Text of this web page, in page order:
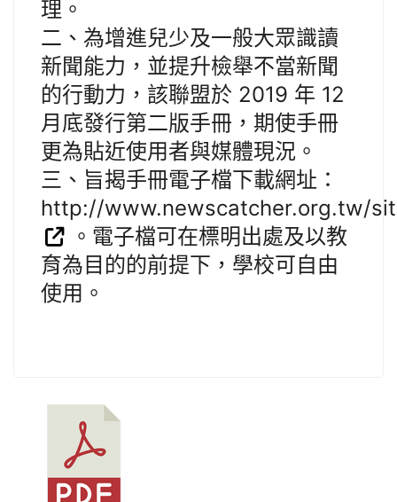
理。
二、為增進兒少及一般大眾識讀
新聞能力，並提升檢舉不當新聞
的行動力，該聯盟於 2019 年 12
月底發行第二版手冊，期使手冊
更為貼近使用者與媒體現況。
三、旨揭手冊電子檔下載網址：
http://www.newscatcher.org.tw/
。電子檔可在標明出處及以教
育為目的的前提下，學校可自由
使用。